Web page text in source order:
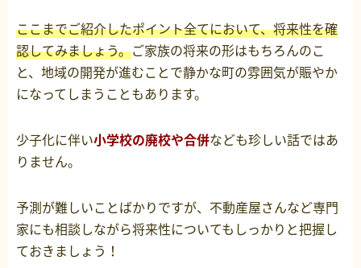
ここまでご紹介したポイント全てにおいて、将来性を確
認してみましょう。ご家族の将来の形はもちろんのこ
と、地域の開発が進むことで静かな町の雰囲気が賑やか
になってしまうこともあります。
少子化に伴い小学校の廃校や合併なども珍しい話ではあ
りません。
予測が難しいことばかりですが、不動産屋さんなど専門
家にも相談しながら将来性についてもしっかりと把握し
ておきましょう！